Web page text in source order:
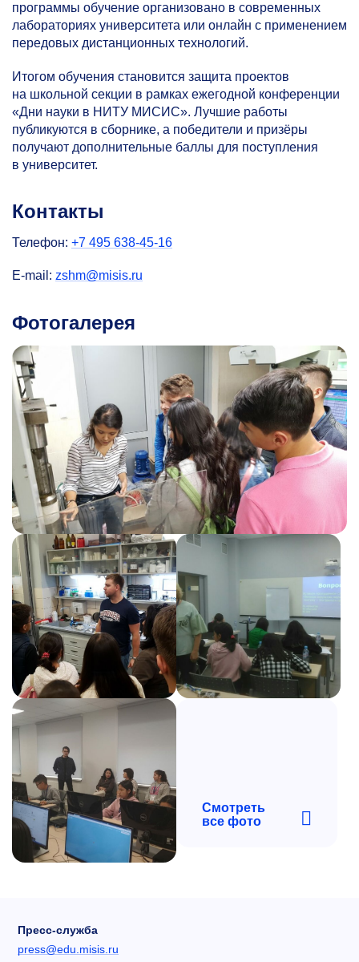
программы обучение организовано в современных
лабораториях университета или онлайн с применением
передовых дистанционных технологий.
Итогом обучения становится защита проектов
на школьной секции в рамках ежегодной конференции
«Дни науки в НИТУ МИСИС». Лучшие работы
публикуются в сборнике, а победители и призёры
получают дополнительные баллы для поступления
в университет.
Контакты
Телефон: +7 495 638-45-16
E-mail: zshm@misis.ru
Фотогалерея
Смотреть
все фото
Пресс-служба
press@edu.misis.ru